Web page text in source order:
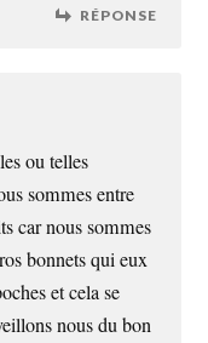
RÉPONSE
ou telles
sommes entre
car nous sommes
bonnets qui eux
et cela se
nous du bon